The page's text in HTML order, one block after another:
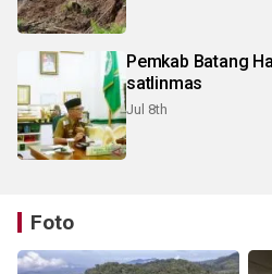
Pemkab Batang
satlinmas
Jul 8th
Foto